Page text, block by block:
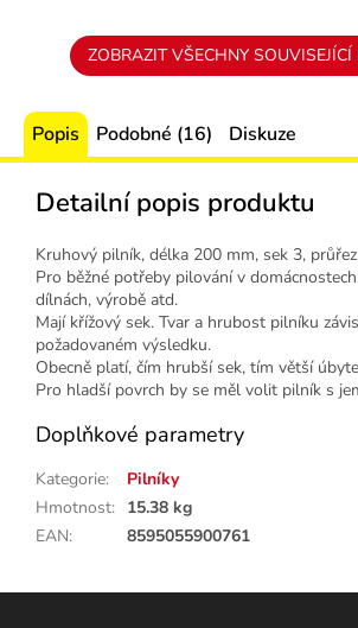
ZOBRAZIT VŠECHNY SOUVISEJÍCÍ
Popis Podobné (16) Diskuze
Detailní popis produktu
Kruhový pilník, délka 200 mm, sek 3,
Pro běžné potřeby pilování v
dílnách, výrobě atd.
Mají křížový sek. Tvar a hrubost pilníku
požadovaném výsledku.
Obecně platí, čím hrubší sek, tím větší
Pro hladší povrch by se měl volit pilník s
Doplňkové parametry
Kategorie:
Pilníky
Hmotnost: 15.38 kg
EAN: 8595055900761